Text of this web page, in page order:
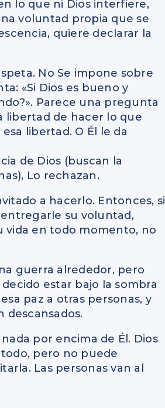
lo que ni Dios interfiere,
voluntad propia que se
quiere declarar la
No Se impone sobre
«Si Dios es bueno y
Parece una pregunta
libertad de hacer lo que
libertad. O Él le da
de Dios (buscan la
Lo rechazan.
a hacerlo. Entonces, si
su voluntad,
vida en todo momento, no
guerra alrededor, pero
estar bajo la sombra
paz a otras personas, y
descansados.
por encima de Él. Dios
pero no puede
Las personas van al